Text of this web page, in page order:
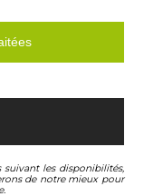
les disponibilités,
de notre mieux pour